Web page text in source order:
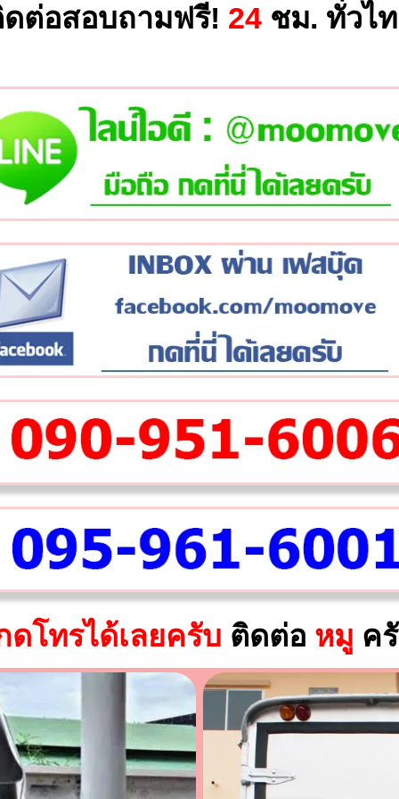
ต่อสอบถามฟรี! 24ชม. ทั่วไ
ดโทรได้เลยครับ ติดต่อ หมู ค